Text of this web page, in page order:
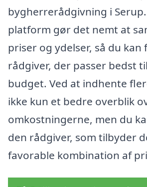
bygherrerådgivning i
platform gør det nemt at
priser og ydelser, så du kan
rådgiver, der passer bedst
budget. Ved at indhente
ikke kun et bedre overblik
omkostningerne, men du
den rådgiver, som tilbyder
favorable kombination af